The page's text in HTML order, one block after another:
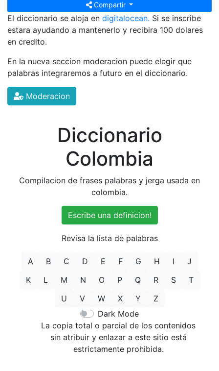
Compartir
El diccionario se aloja en digitalocean. Si se inscribe
estara ayudando a mantenerlo y recibira 100 dolares
en credito.
En la nueva seccion moderacion puede elegir que
palabras integraremos a futuro en el diccionario.
Moderacion
Diccionario
Colombia
Compilacion de frases palabras y jerga usada en
colombia.
Escribe una definicion!
Revisa la lista de palabras
A B C D E F G H I
J
K
L M N O P Q R S
T
U
V W X Y
Z
Dark Mode
La copia total o parcial de los contenidos
sin atribuir y enlazar a este sitio está
estrictamente prohibida.